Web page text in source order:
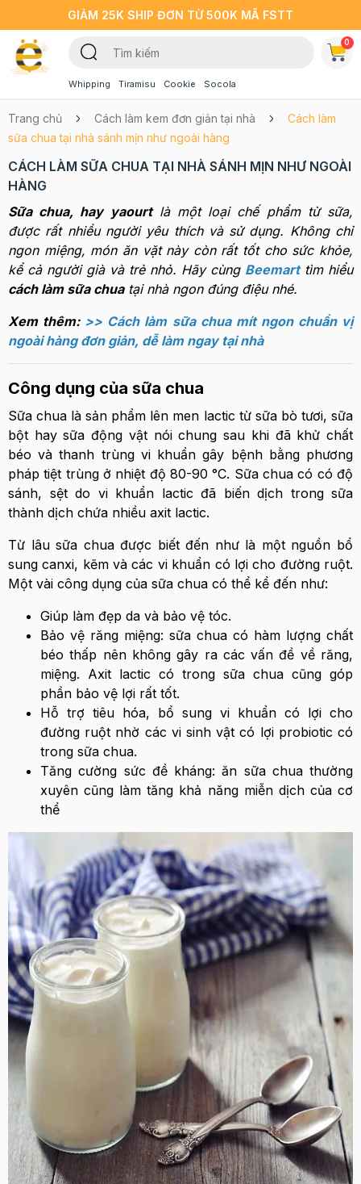
GIẢM 25K SHIP ĐƠN TỪ 500K MÃ FSTT
Whipping Tiramisu Cookie Socola
0
Trang chủ Cách làm kem đơn giản tại nhà
Cách làm
sữa chua tại nhà sánh mịn như ngoài hàng
CÁCH LÀM SỮA CHUA TẠI NHÀ SÁNH MỊN NHƯ NGOÀI
HÀNG
Sữa chua, hay yaourtlà một loại chế phẩm từ sữa,
được rất nhiều người yêu thích và sử dụng. Không chỉ
ngon miệng, món ăn vặt này còn rất tốt cho sức khỏe,
kể cả người già và trẻ nhỏ. Hãy cùng Beemarttìm hiểu
cách làm sữa chuatại nhà ngon đúng điệu nhé.
Xem thêm: >> Cách làm sữa chua mít ngon chuẩn vị
ngoài hàng đơn giản, dễ làm ngay tại nhà
Công dụng của sữa chua
Sữa chua là sản phẩm lên men lactic từ sữa bò tươi, sữa
bột hay sữa động vật nói chung sau khi đã khử chất
béo và thanh trùng vi khuẩn gây bệnh bằng phương
pháp tiệt trùng ở nhiệt độ 80-90 °C. Sữa chua có có độ
sánh, sệt do vi khuẩn lactic đã biến dịch trong sữa
thành dịch chứa nhiều axit lactic.
Từ lâu sữa chua được biết đến như là một nguồn bổ
sung canxi, kẽm và các vi khuẩn có lợi cho đường ruột.
Một vài công dụng của sữa chua có thể kể đến như:
Giúp làm đẹp da và bảo vệ tóc.
Bảo vệ răng miệng: sữa chua có hàm lượng chất
béo thấp nên không gây ra các vấn đề về răng,
miệng. Axit lactic có trong sữa chua cũng góp
phần bảo vệ lợi rất tốt.
Hỗ trợ tiêu hóa, bổ sung vi khuẩn có lợi cho
đường ruột nhờ các vi sinh vật có lợi probiotic có
trong sữa chua.
Tăng cường sức đề kháng: ăn sữa chua thường
xuyên cũng làm tăng khả năng miễn dịch của cơ
thể